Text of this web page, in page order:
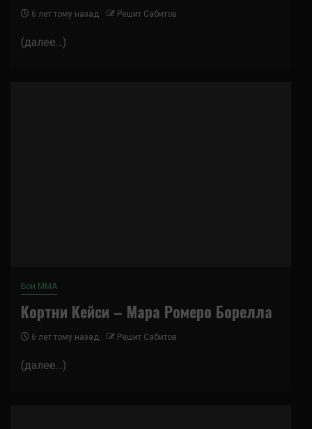
6 лет тому назад Решит Сабитов
(далее…)
Бои ММА
Кортни Кейси – Мара Ромеро Борелла
6 лет тому назад Решит Сабитов
(далее…)